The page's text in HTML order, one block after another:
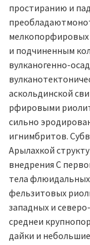
простиранию и
и подчиненным
вулканогенно-
аскольдинской
рфировыми
сильно
игнимбритов.
Арылахкой
внедрения С
тела
фельзитовых
западных и
среднеи
дайки и